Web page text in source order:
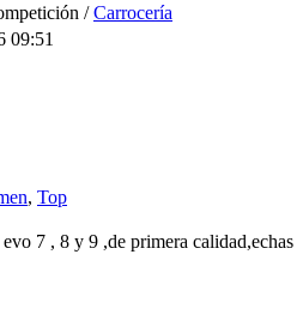
/Carrocería
09:51
, Top
7 , 8 y 9 ,de primera calidad,echas